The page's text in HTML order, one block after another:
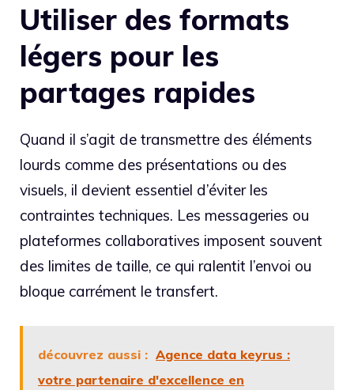
Utiliser des formats
légers pour les
partages rapides
Quand il s’agit de transmettre des éléments
lourds comme des présentations ou des
visuels, il devient essentiel d’éviter les
contraintes techniques. Les messageries ou
plateformes collaboratives imposent souvent
des limites de taille, ce qui ralentit l’envoi ou
bloque carrément le transfert.
découvrez aussi : Agence data keyrus :
votre partenaire d'excellence en